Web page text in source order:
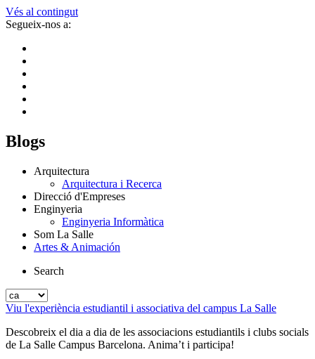
Vés al contingut
Segueix-nos a:
Blogs
Arquitectura
Arquitectura i Recerca
Direcció d'Empreses
Enginyeria
Enginyeria Informàtica
Som La Salle
Artes & Animación
Search
Viu l'experiència estudiantil i associativa del campus La Salle
Descobreix el dia a dia de les associacions estudiantils i clubs socials
de La Salle Campus Barcelona. Anima’t i participa!